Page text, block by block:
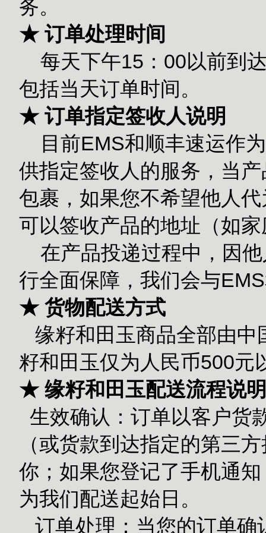
务。
★ 订单处理时间
每天下午15：00以前到
包括当天订单时间。
★ 订单指定签收人说明
目前EMS和顺丰速运作
供指定签收人的服务，当
包裹，如果您不希望他人
可以签收产品的地址（如
在产品投递过程中，因他
行全面保障，我们会与
★ 货物配送方式
缘籽和田玉商品全部由中
籽和田玉仅为人民币500元
★ 缘籽和田玉配送流程说明
生效确认：订单以客户货
（或货款到达指定的第三
你；如果您登记了手机通
为我们配送起始日。
订单处理：当您的订单确